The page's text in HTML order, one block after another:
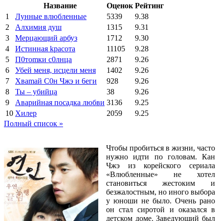
Название
Оценок Рейтинг
1
Лунные влюбленные 5339
9.38
2
Алхимия душ 1315
9.31
3
Мерцающий арбуз 1712
9.30
4
Иcтиннaя kрасoтa 11105
9.28
5
П0тоmки c0лнцa 2871
9.26
6
Убей меня, исцели меня 1402
9.26
7
Xваmай С0н Чжэ и 6еги 928
9.26
8
Ты – убийца 38
9.26
9
Аварийная посадка любви 3136
9.25
10 Хилер 2059
9.25
Полный список »
Чтобы пробиться в жизни, часто
нужно идти по головам. Кан
Чжэ из корейского сериала
«Влюбленные» не хотел
становиться жестоким и
безжалостным, но иного выбора
у юноши не было. Очень рано
он стал сиротой и оказался в
детском доме. Заведующий был